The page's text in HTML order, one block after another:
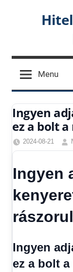
Menu
Ingyen
ez a bolt
2024-08-21
Ingyen
Ingyen
ez a bolt